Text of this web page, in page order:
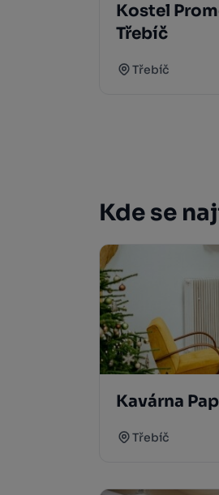
Kostel
Třebíč
Třebíč
Kde se
Kavárna
Třebíč